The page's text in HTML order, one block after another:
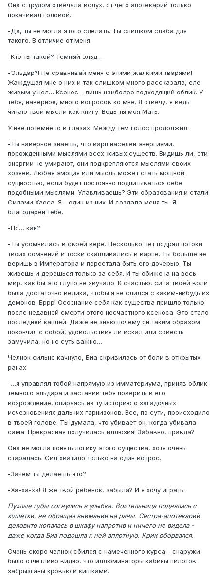
Она с трудом отвечала вслух, от чего апотекарий только
покачивал головой.
-Да, ты не могла этого сделать. Ты слишком слаба для
такого. В отличие от меня.
-Кто ты такой? Темный эльд…
-Эльдар?! Не сравнивай меня с этими жалкими тварями!
Жаждущая мне о них и так слишком много рассказала, еле
живым ушел… Ксенос - лишь наиболее подходящий облик. У
тебя, наверное, много вопросов ко мне. Я отвечу, я ведь
читаю твои мысли как книгу. Ведь ты моя Мать.
У неё потемнело в глазах. Между тем голос продолжил.
-Ты наверное знаешь, что варп населен энергиями,
порожденными мыслями всех живых существ. Видишь ли, эти
энергии не умирают, они подкрепляются мыслями своих
хозяев. Любая эмоция или мысль может стать мощной
сущностью, если будет постоянно подпитываться себе
подобными мыслями. Улавливаешь? Эти образования и стали
Силами Хаоса. Я - один из них. И создала меня ты. Я
благодарен тебе.
-Но… как?
-Ты усомнилась в своей вере. Несколько лет подряд потоки
твоих сомнений и тоски скапливались в варпе. Ты больше не
веришь в Императора и перестала быть его дочерью. Ты
живешь и дерешься только за себя. И ты обижена на весь
мир, как бы это глупо не звучало. К счастью, сила твоей воли
была достаточно велика, чтобы я не слился с каким-нибудь из
демонов. Бррр! Осознание себя как существа пришло только
после недавней смерти этого несчастного ксеноса. Это стало
последней каплей. Даже не знаю почему он таким образом
покончил с собой, удовольствия ли искал или совесть
замучила, но не суть важно…
Челнок сильно качнуло, Биа скривилась от боли в открытых
ранах.
-…я управлял тобой напрямую из имматериума, приняв облик
темного эльдара и заставив тебя поверить в его
возрождение, опираясь на ту историю о загадочных
исчезновениях дальних гарнизонов. Все, по сути, происходило
в твоей голове. Ты думала, что убивает он, когда убивала
сама. Прекрасная получилась иллюзия! Забавно, правда?
Она не могла понять логику этого существа, хотя очень
старалась. Сил хватило только на один вопрос.
-Зачем ты делаешь это?
-Ха-ха-ха! Я же твой ребенок, забыла? И я хочу играть.
Пухлые губы согнулись в улыбке. Воительница поднялась с
кушетки, не обращая внимания на раны. Сестра-апотекарий
деловито копалась в шкафу напротив и ничего не видела -
даже когда Биа подошла к ней вплотную. Крик оборвался.
Очень скоро челнок сбился с намеченного курса - снаружи
было отчетливо видно, что иллюминаторы кабины пилотов
забрызганы кровью и кишками.